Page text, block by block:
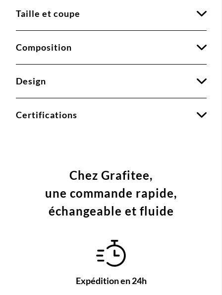
Taille et coupe
Composition
Design
Certifications
Chez Grafitee,
une commande rapide,
échangeable et fluide
Expédition en 24h